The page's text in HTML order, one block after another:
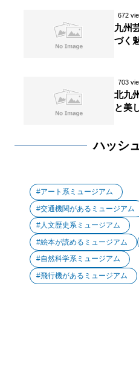
672
九州
づく
703
北九
と美
ハッシ
アート系ミュージアム
交通機関があるミュージアム
人文歴史系ミュージアム
絵本が読めるミュージアム
自然科学系ミュージアム
飛行機があるミュージアム